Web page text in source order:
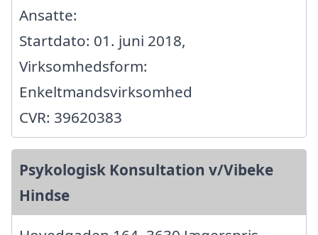
Ansatte:
Startdato: 01. juni 2018,
Virksomhedsform:
Enkeltmandsvirksomhed
CVR: 39620383
Psykologisk Konsultation v/Vibeke
Hindse